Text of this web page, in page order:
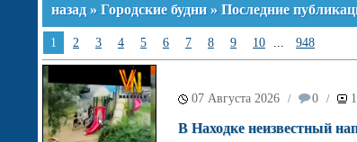
назад » Городские будни » Последние
1 2 3 4 5 6 7 8 9 10 ... 948
07 Августа 2026 / 0 /
В Находке неизвестный